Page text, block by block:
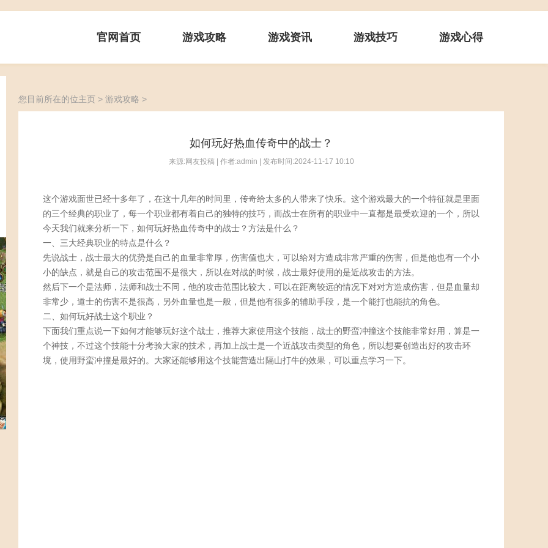
官网首页 游戏攻略 游戏资讯 游戏技巧 游戏心得
您目前所在的位主页 > 游戏攻略 >
如何玩好热血传奇中的战士？
来源:网友投稿 | 作者:admin | 发布时间:2024-11-17 10:10
这个游戏面世已经十多年了，在这十几年的时间里，传奇给太多的人带来了快乐。这个游戏最大的一个特征就是里面
的三个经典的职业了，每一个职业都有着自己的独特的技巧，而战士在所有的职业中一直都是最受欢迎的一个，所以
今天我们就来分析一下，如何玩好热血传奇中的战士？方法是什么？
一、三大经典职业的特点是什么？
先说战士，战士最大的优势是自己的血量非常厚，伤害值也大，可以给对方造成非常严重的伤害，但是他也有一个小
小的缺点，就是自己的攻击范围不是很大，所以在对战的时候，战士最好使用的是近战攻击的方法。
然后下一个是法师，法师和战士不同，他的攻击范围比较大，可以在距离较远的情况下对对方造成伤害，但是血量却
非常少，道士的伤害不是很高，另外血量也是一般，但是他有很多的辅助手段，是一个能打也能抗的角色。
二、如何玩好战士这个职业？
下面我们重点说一下如何才能够玩好这个战士，推荐大家使用这个技能，战士的野蛮冲撞这个技能非常好用，算是一
个神技，不过这个技能十分考验大家的技术，再加上战士是一个近战攻击类型的角色，所以想要创造出好的攻击环
境，使用野蛮冲撞是最好的。大家还能够用这个技能营造出隔山打牛的效果，可以重点学习一下。